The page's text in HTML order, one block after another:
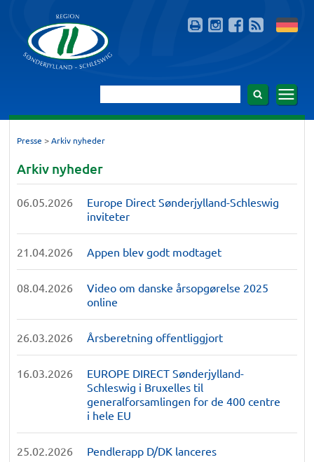
Presse > Arkiv nyheder
Arkiv nyheder
06.05.2026
Europe Direct Sønderjylland-Schleswig
inviteter
21.04.2026 Appen blev godt modtaget
08.04.2026
Video om danske årsopgørelse 2025
online
26.03.2026 Årsberetning offentliggjort
16.03.2026
EUROPE DIRECT Sønderjylland-
Schleswig i Bruxelles til
generalforsamlingen for de 400 centre
i hele EU
25.02.2026 Pendlerapp D/DK lanceres